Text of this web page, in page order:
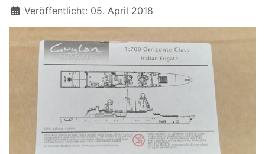
Details
Veröffentlicht: 05. April 2018